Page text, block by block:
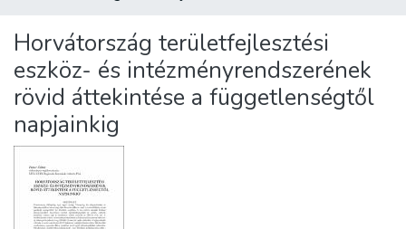
Horvátország területfejlesztési
eszköz- és intézményrendszerének
rövid áttekintése a függetlenségtől
napjainkig